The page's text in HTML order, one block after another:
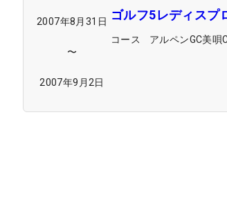
2007年8月31日
〜
2007年9月2日
ゴルフ5レディスプ
コース アルペンGC美唄